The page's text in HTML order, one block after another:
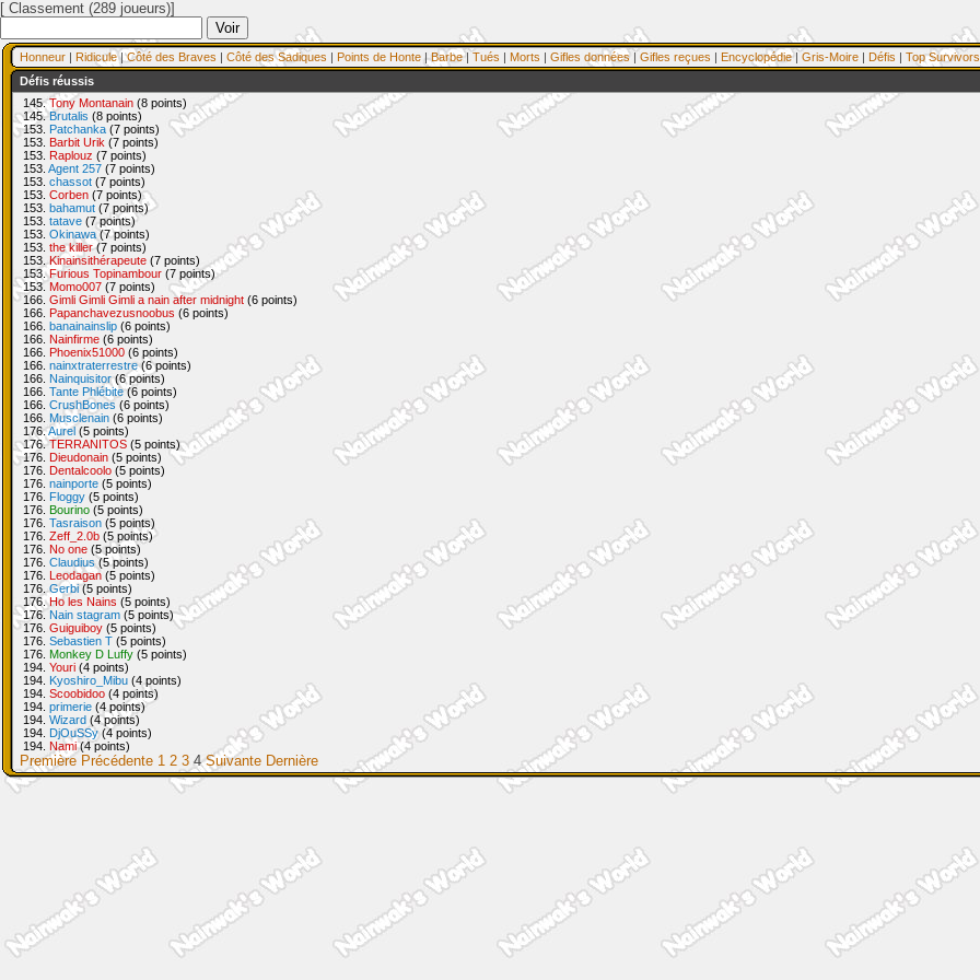
[ Classement (289 joueurs)]
Honneur | Ridicule|Côté des Braves | Côté des Sadiques | Points de Honte |Barbe| Tués | Morts | Gifles données | Gifles reçues | Encyclopédie| Gris-Moire | Défis | Top Survivors
Défis réussis
145.Tony Montanain (8 points)
145.Brutalis (8 points)
153. Patchanka (7 points)
153. Barbit Urik (7 points)
153. Raplouz (7 points)
153. Agent 257 (7 points)
153. chassot (7 points)
153. Corben (7 points)
153. bahamut (7 points)
153. tatave (7 points)
153. Okinawa(7 points)
153. the killer(7 points)
153.Kinainsithérapeute (7 points)
153.Furious Topinambour (7 points)
153. Momo007 (7 points)
166. Gimli Gimli Gimli a nain after midnight (6 points)
166. Papanchavezusnoobus (6 points)
166. banainainslip (6 points)
166. Nainfirme (6 points)
166. Phoenix51000 (6 points)
166. nainxtraterrestre(6 points)
166. Nainquisitor(6 points)
166. Tante Phlébite(6 points)
166. CrushBones (6 points)
166. Musclenain (6 points)
176.Aurel (5 points)
176.TERRANITOS (5 points)
176. Dieudonain (5 points)
176. Dentalcoolo (5 points)
176. nainporte (5 points)
176. Floggy (5 points)
176. Bourino (5 points)
176. Tasraison (5 points)
176. Zeff_2.0b (5 points)
176. No one (5 points)
176. Claudius(5 points)
176. Leodagan (5 points)
176.Gerbi (5 points)
176.Ho les Nains (5 points)
176. Nain stagram (5 points)
176. Guiguiboy (5 points)
176. Sebastien T (5 points)
176. Monkey D Luffy (5 points)
194. Youri (4 points)
194. Kyoshiro_Mibu (4 points)
194. Scoobidoo (4 points)
194. primerie (4 points)
194. Wizard (4 points)
194. DjOuSSy(4 points)
194. Nami(4 points)
Première Précédente 1 2 3 4Suivante Dernière